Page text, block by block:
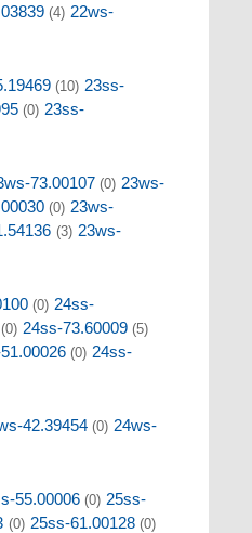
(4) 22ws-
(10) 23ss-
(0) 23ss-
73.00107 (0) 23ws-
(0) 23ws-
(3) 23ws-
(0) 24ss-
(0) 24ss-73.60009 (5)
(0) 24ss-
42.39454 (0) 24ws-
55.00006 (0) 25ss-
(0) 25ss-61.00128 (0)